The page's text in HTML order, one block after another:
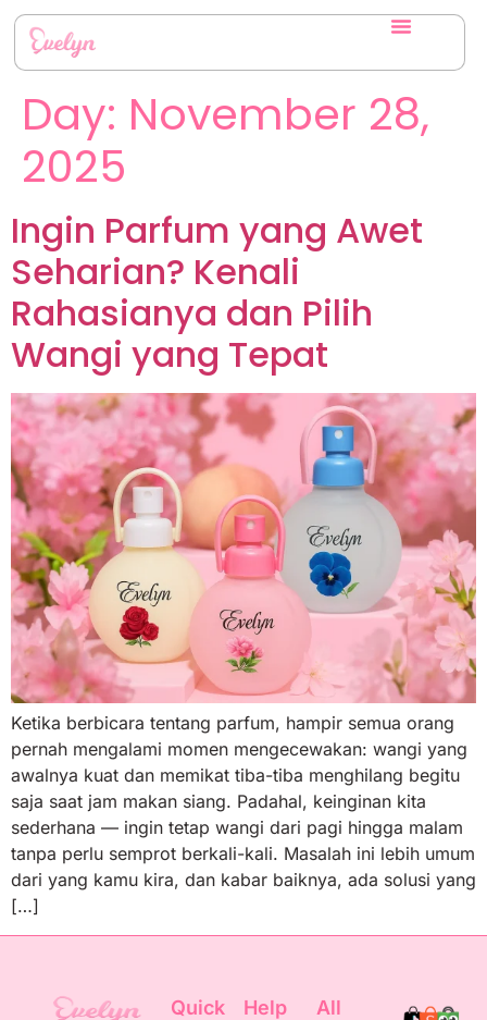
Day: November 28,
2025
Ingin Parfum yang Awet
Seharian? Kenali
Rahasianya dan Pilih
Wangi yang Tepat
Ketika berbicara tentang parfum, hampir semua orang
pernah mengalami momen mengecewakan: wangi yang
awalnya kuat dan memikat tiba-tiba menghilang begitu
saja saat jam makan siang. Padahal, keinginan kita
sederhana — ingin tetap wangi dari pagi hingga malam
tanpa perlu semprot berkali-kali. Masalah ini lebih umum
dari yang kamu kira, dan kabar baiknya, ada solusi yang
[…]
Quick
Help
All